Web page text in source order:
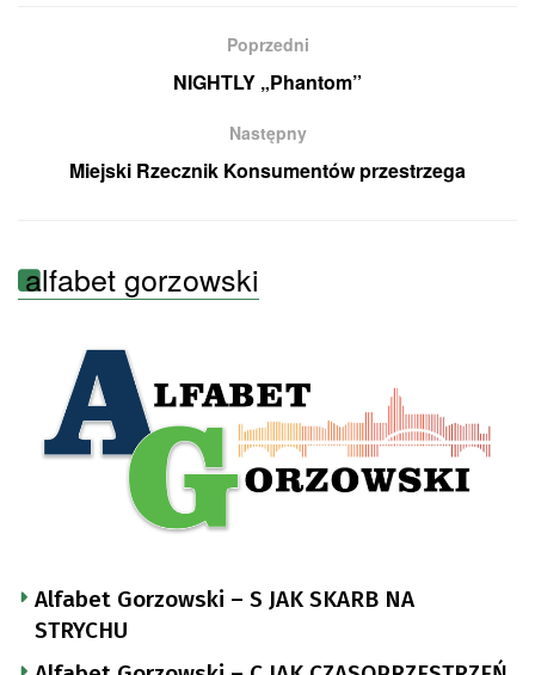
Poprzedni
NIGHTLY „Phantom”
Następny
Miejski Rzecznik Konsumentów przestrzega
alfabet gorzowski
Alfabet Gorzowski – S JAK SKARB NA
STRYCHU